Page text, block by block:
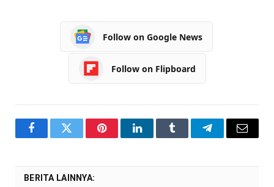
Follow on Google News
Follow on Flipboard
FacebookTwitter PinterestLinkedInTumblr TelegramEmail
BERITA LAINNYA: